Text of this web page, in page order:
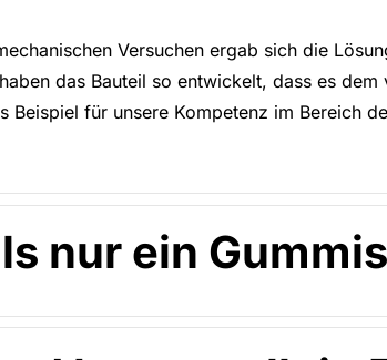
Versuchen ergab sich die
das Bauteil so entwickelt, dass es
Beispiel für unsere Kompetenz im Bereich
nur ein